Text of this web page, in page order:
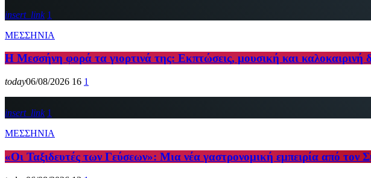
insert_link 1
ΜΕΣΣΗΝΙΑ
Η Μεσσήνη φορά τα γιορτινά της: Εκπτώσεις, μουσική και
today06/08/2026 16 1
insert_link 1
ΜΕΣΣΗΝΙΑ
«Οι Ταξιδευτές των Γεύσεων»: Μια νέα γαστρονομική εμπειρία από τον